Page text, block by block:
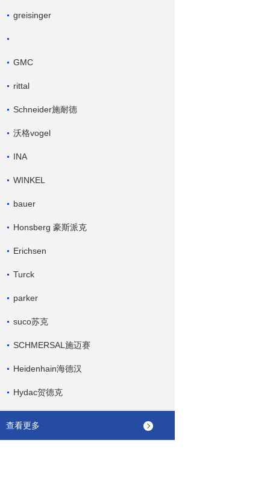
greisinger
GMC
rittal
Schneider施耐德
沃格vogel
INA
WINKEL
bauer
Honsberg 豪斯派克
Erichsen
Turck
parker
suco苏克
SCHMERSAL施迈赛
Heidenhain海德汉
Hydac贺德克
查看更多